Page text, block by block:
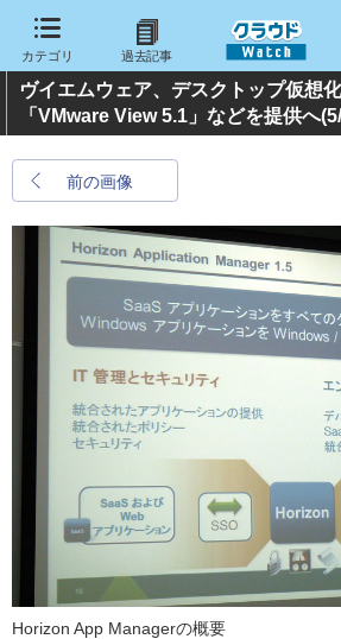
カテゴリ 過去記事
ヴイエムウェア、デスクトップ仮想
「VMware View 5.1」などを提供へ
前の画像
Horizon App Managerの概要